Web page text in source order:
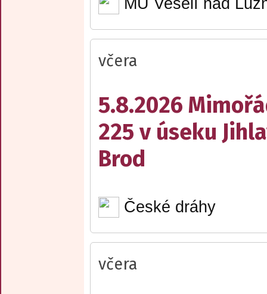
MÚ Veselí nad
včera
5.8.2026
225 v úseku
Brod
České dráhy
včera